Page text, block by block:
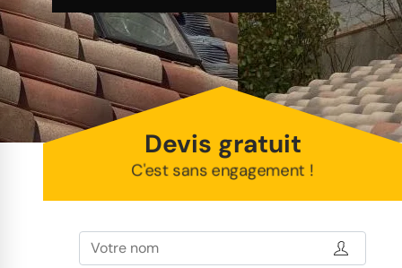
Devis gratuit
C'est sans engagement !